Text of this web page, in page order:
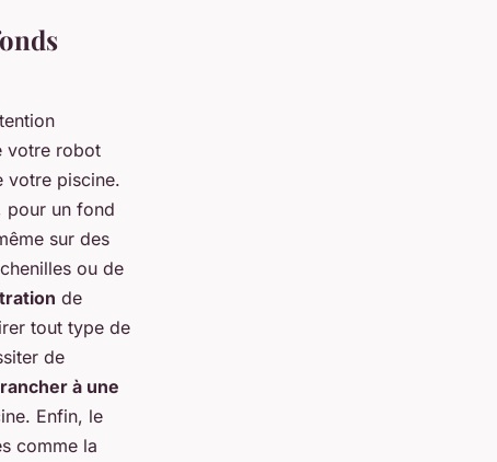
votre robot
votre piscine.
pour un fond
sur des
ou de
de
tout type de
de
à une
Enfin, le
comme la